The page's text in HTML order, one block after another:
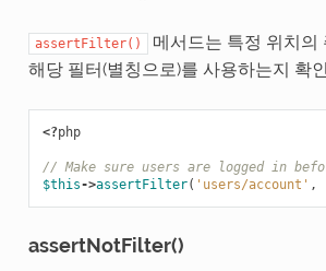
assertFilter()
메서드는 특정 위치의
해당 필터(별칭으로)를 사용하는지 확
<?php
// Make sure users are logged in
$this->assertFilter( 'users/account' ,
assertNotFilter()